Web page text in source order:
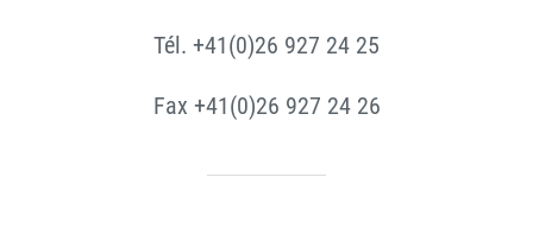
Tél. +41(0)26 927 24 25
Fax +41(0)26 927 24 26